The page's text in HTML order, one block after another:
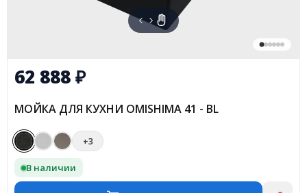
62 888₽
МОЙКА ДЛЯ КУХНИ OMISHIMA 41 - BL
+3
В наличии